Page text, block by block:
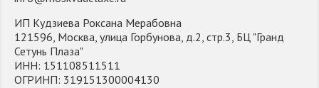
ИП Кудзиева Роксана Мерабовна
121596, Москва, улица Горбунова, д.2, стр.3, БЦ "Гранд
Сетунь Плаза"
ИНН: 151108511511
ОГРИНП: 319151300004130